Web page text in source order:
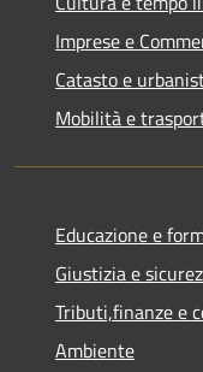
Imprese e
Catasto e
Mobilità e
Educazione e
Giustizia e
Tributi,finanze e
Ambiente